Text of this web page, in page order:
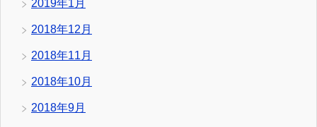
2019年1月
2018年12月
2018年11月
2018年10月
2018年9月